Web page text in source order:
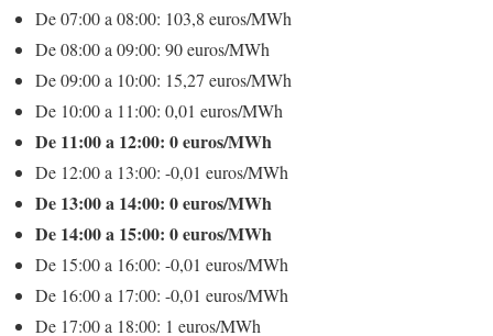
De 07:00 a 08:00: 103,8 euros/MWh
De 08:00 a 09:00: 90 euros/MWh
De 09:00 a 10:00: 15,27 euros/MWh
De 10:00 a 11:00: 0,01 euros/MWh
De 11:00 a 12:00: 0 euros/MWh
De 12:00 a 13:00: -0,01 euros/MWh
De 13:00 a 14:00: 0 euros/MWh
De 14:00 a 15:00: 0 euros/MWh
De 15:00 a 16:00: -0,01 euros/MWh
De 16:00 a 17:00: -0,01 euros/MWh
De 17:00 a 18:00: 1 euros/MWh